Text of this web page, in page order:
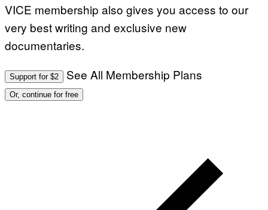
VICE membership also gives you access to our
very best writing and exclusive new
documentaries.
Support for $2 See All Membership Plans
Or, continue for free